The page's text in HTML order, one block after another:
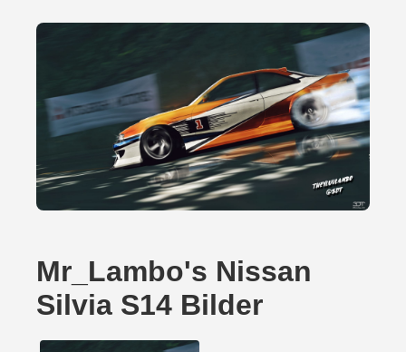
Mr_Lambo's Nissan
Silvia S14 Bilder